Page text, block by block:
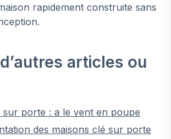
rapidement construite sans
articles ou
sur porte : a le vent en poupe
des maisons clé sur porte